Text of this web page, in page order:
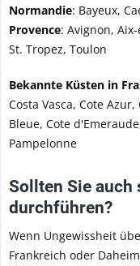
Normandie: Bayeux,
Provence: Avignon,
St. Tropez, Toulon
Bekannte Küsten in
Costa Vasca, Cote
Bleue, Cote
Pampelonne
Sollten Sie auch
durchführen?
Wenn Ungewissheit
Frankreich oder